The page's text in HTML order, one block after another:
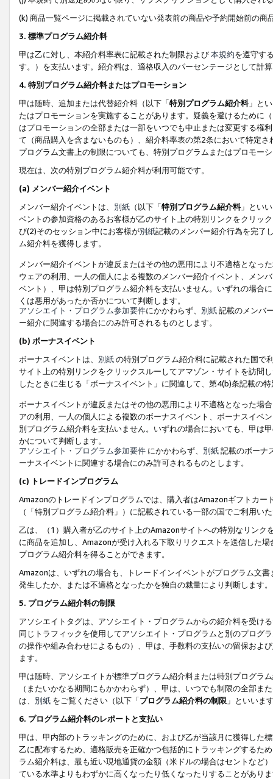
(k) 商品一覧ページに掲載されていない発表前の商品や予約開始前の商
3. 標準プログラム紹介料
甲は乙に対し、本紹介料率表に記載された制限および本規約を遵守す
す。）を支払います。紹介料は、適格収入のパーセンテージとして計
4. 特別プログラム紹介料またはプロモーション
甲は随時、追加または代替紹介料（以下「特別プログラム紹介料」と
たはプロモーションを実施することがあります。疑義を避けるために
はプロモーションの全部または一部をいつでも中止または変更する権
て（商品購入を含まないものも）、紹介料率表の第2条において特定
プログラム文書上の制限についても、特別プログラムまたはプロモー
現在は、次の特別プログラム紹介料が利用可能です。
(a) メンバー紹介イベント
メンバー紹介イベントは、 別紙 （以下「特別プログラム紹介料」とい
ベントの参加資格のあるお客様が乙のサイト上の特別リンクをクリッ
び(2)そのセッション中にお客様が別紙記載のメンバー紹介行為を完了
ム紹介料を獲得します。
メンバー紹介イベントが違反またはその他の悪用により不適格となっ
ウェアの利用、一人の個人による複数のメンバー紹介イベント、メン
ベント）、甲は特別プログラム紹介料を支払いません。いずれの場合
くは悪用があったか否かについて判断します。
アソシエイト・プログラム参加要件にかかわらず、 別紙記載のメンバ
ー紹介に関連する場合にのみ許可されるものとします。
(b) ボーナスイベント
ボーナスイベントは、 別紙の特別プログラム紹介料に記載された国で
サイト上の特別リンクをクリックスルーしてアマゾン・サイトを訪問
したときに生じる「ボーナスイベント」に関連して、第4(b)条記載の
ボーナスイベントが違反またはその他の悪用により不適格となった場
アの利用、一人の個人による複数のボーナスイベント、ボーナスイベ
別プログラム紹介料を支払いません。いずれの場合においても、甲は
かについて判断します。
アソシエイト・プログラム参加要件 にかかわらず、 別紙記載のボーナ
ーナスイベントに関連する場合にのみ許可されるものとします。
(c) トレードインプログラム
Amazonのトレードインプログラムでは、購入者はAmazonギフトカ
（「特別プログラム紹介料」）に記載されている一部の国でご利用い
乙は、（1）購入者が乙のサイト上のAmazonサイトへの特別なリン
に商品を追加し、Amazonが受け入れる下取りリクエストを送信した
プログラム紹介料を得ることができます。
Amazonは、いずれの場合も、トレードインイベントがプログラム文
発生したか、または不適格となったかを独自の裁量により判断します。
5. プログラム紹介料の制限
アソシエイトタグは、アソシエイト・プログラムからの紹介料を受け
同じトラフィックを使用してアソシエイト・プログラムと別のプログ
の操作や組み合わせによるもの）、甲は、手数料の支払いの留保およ
ます。
甲は随時、アソシエイトが標準プログラム紹介料または特別プログラ
（またいかなる期間にもかかわらず）、甲は、いつでも制限の全部
は、 別紙 をご覧ください（以下「プログラム紹介料の制限 」といいま
6. プログラム紹介料のレポートと支払い
甲は、甲内部のトラッキングのために、および乙が当該月に獲得した
乙に配布するため、適格販売を正確かつ包括的にトラッキングするた
ラム紹介料は、最も近い現地通貨の金額（米ドルの場合はセントなど
ている水準よりもわずかに高くなったり低くなったりすることがあり